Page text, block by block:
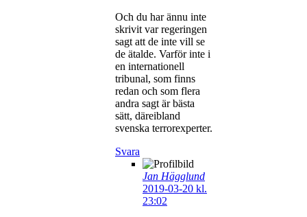
Och du har ännu inte
skrivit var regeringen
sagt att de inte vill se
de ätalde. Varför inte i
en internationell
tribunal, som finns
redan och som flera
andra sagt är bästa
sätt, däreibland
svenska terrorexperter.
Svara
Jan Hägglund
2019-03-20 kl.
23:02